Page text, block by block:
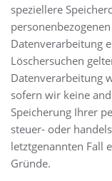
speziellere
Datenverarbeitung
Löschersuchen
Datenverarbeitung
sofern wir keine
Speicherung Ihrer
steuer- oder
letztgenannten Fall
Gründe.